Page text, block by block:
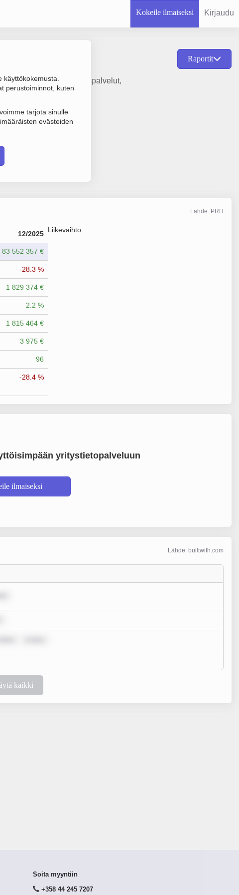
Kokeile ilmaiseksi Kirjaudu
perustoiminnot, kuten
tarjota sinulle
evästeiden
Raportit
koskevat välityspalvelut,
Lähde: PRH
12/2025
83 552 357 €
-28.3 %
1 829 374 €
2.2 %
1 815 464 €
3 975 €
96
-28.4 %
Liikevaihto
yritystietopalveluun
ilmaiseksi
Lähde: builtwith.com
kaikki
Soita myyntiin
+358 44 245 7207